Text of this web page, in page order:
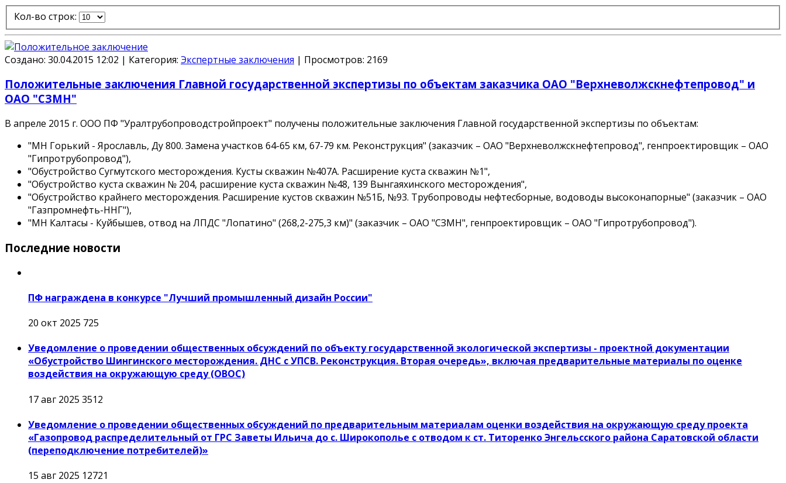
Кол-во строк:
Создано: 30.04.2015 12:02 | Категория: Экспертные заключения | Просмотров: 2169
Положительные заключения Главной государственной экспертизы по объектам заказчика ОАО "Верхневолжскнефтепровод" и
ОАО "СЗМН"
В апреле 2015 г. ООО ПФ "Уралтрубопроводстройпроект" получены положительные заключения Главной государственной экспертизы по объектам:
"МН Горький - Ярославль, Ду 800. Замена участков 64-65 км, 67-79 км. Реконструкция" (заказчик – ОАО "Верхневолжскнефтепровод", генпроектировщик – ОАО
"Гипротрубопровод"),
"Обустройство Сугмутского месторождения. Кусты скважин №407А. Расширение куста скважин №1",
"Обустройство куста скважин № 204, расширение куста скважин №48, 139 Вынгаяхинского месторождения",
"Обустройство крайнего месторождения. Расширение кустов скважин №51Б, №93. Трубопроводы нефтесборные, водоводы высоконапорные" (заказчик – ОАО
"Газпромнефть-ННГ"),
"МН Калтасы - Куйбышев, отвод на ЛПДС "Лопатино" (268,2-275,3 км)" (заказчик – ОАО "СЗМН", генпроектировщик – ОАО "Гипротрубопровод").
Последние новости
ПФ награждена в конкурсе "Лучший промышленный дизайн России"
20 окт 2025 725
Уведомление о проведении общественных обсуждений по объекту государственной экологической экспертизы - проектной документации
«Обустройство Шингинского месторождения. ДНС с УПСВ. Реконструкция. Вторая очередь», включая предварительные материалы по оценке
воздействия на окружающую среду (ОВОС)
17 авг 2025 3512
Уведомление о проведении общественных обсуждений по предварительным материалам оценки воздействия на окружающую среду проекта
«Газопровод распределительный от ГРС Заветы Ильича до с. Широкополье с отводом к ст. Титоренко Энгельсского района Саратовской области
(переподключение потребителей)»
15 авг 2025 12721